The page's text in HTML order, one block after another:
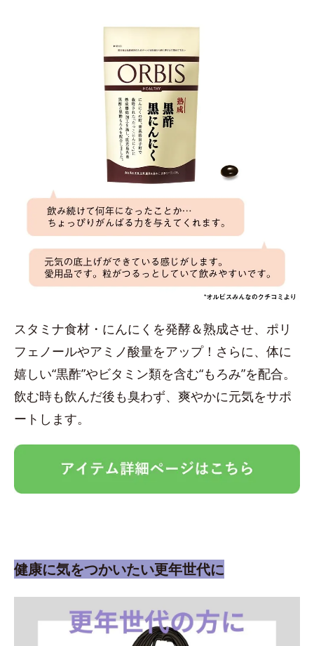
スタミナ食材・にんにくを発酵＆熟成させ、ポリ
フェノールやアミノ酸量をアップ！さらに、体に
嬉しい“黒酢”やビタミン類を含む“もろみ”を配合。
飲む時も飲んだ後も臭わず、爽やかに元気をサポ
ートします。
健康に気をつかいたい更年世代に